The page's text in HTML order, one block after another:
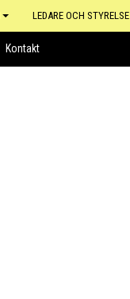
LEDARE OCH STYRELSE
Kontakt